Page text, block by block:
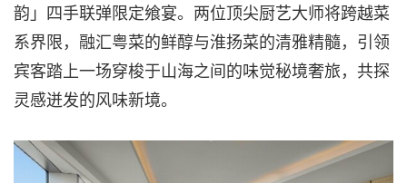
韵」四手联弹限定飨宴。两位顶尖厨艺大师将跨越菜
系界限，融汇粤菜的鲜醇与淮扬菜的清雅精髓，引领
宾客踏上一场穿梭于山海之间的味觉秘境奢旅，共探
灵感迸发的风味新境。